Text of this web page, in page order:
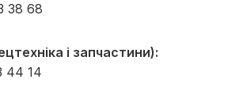
38 68
і запчастини):
44 14